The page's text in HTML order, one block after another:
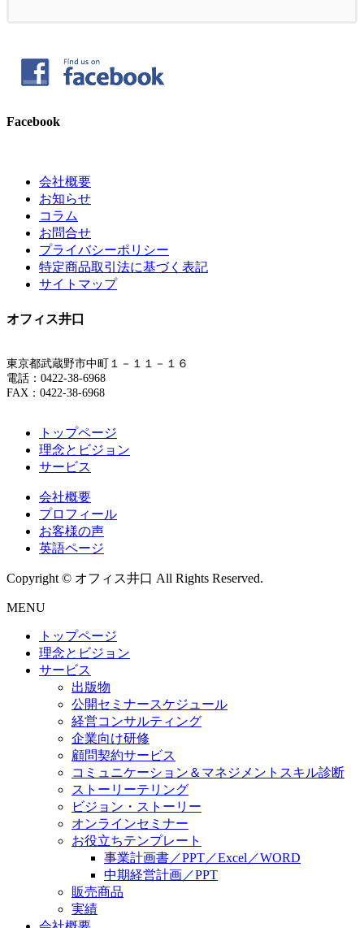
Facebook
会社概要
お知らせ
コラム
お問合せ
プライバシーポリシー
特定商品取引法に基づく表記
サイトマップ
オフィス井口
東京都武蔵野市中町１－１１－１６
電話：0422-38-6968
FAX：0422-38-6968
トップページ
理念とビジョン
サービス
会社概要
プロフィール
お客様の声
英語ページ
Copyright © オフィス井口 All Rights Reserved.
MENU
トップページ
理念とビジョン
サービス
出版物
公開セミナースケジュール
経営コンサルティング
企業向け研修
顧問契約サービス
コミュニケーション＆マネジメントスキル診断
ストーリーテリング
ビジョン・ストーリー
オンラインセミナー
お役立ちテンプレート
事業計画書／PPT／Excel／WORD
中期経営計画／PPT
販売商品
実績